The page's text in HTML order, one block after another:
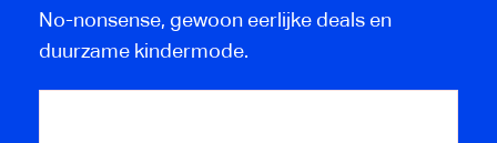
No-nonsense, gewoon eerlijke deals en
duurzame kindermode.